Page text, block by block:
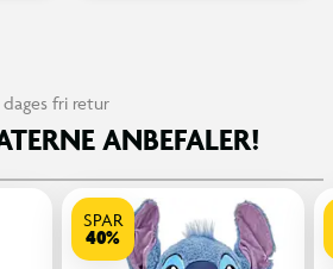
dages fri retur
ANBEFALER!
SPAR
40%